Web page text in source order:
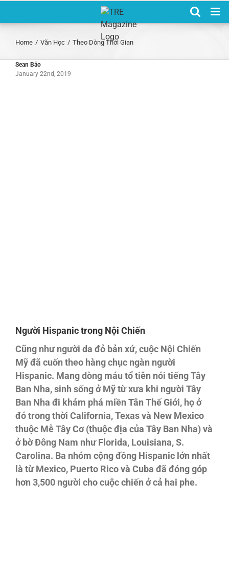
Home / Văn Học / Theo Dòng Thời Gian
Sean Bảo
January 22nd, 2019
Người Hispanic trong Nội Chiến
Cũng như người da đỏ bản xứ, cuộc Nội Chiến
Mỹ đã cuốn theo hàng chục ngàn người
Hispanic. Mang dòng máu tổ tiên nói tiếng Tây
Ban Nha, sinh sống ở Mỹ từ xưa khi người Tây
Ban Nha đi khám phá miền Tân Thế Giới, họ ở
đó trong thời California, Texas và New Mexico
thuộc Mễ Tây Cơ (thuộc địa của Tây Ban Nha) và
ở bờ Đông Nam như Florida, Louisiana, S.
Carolina. Ba nhóm cộng đồng Hispanic lớn nhất
là từ Mexico, Puerto Rico và Cuba đã đóng góp
hơn 3,500 người cho cuộc chiến ở cả hai phe.